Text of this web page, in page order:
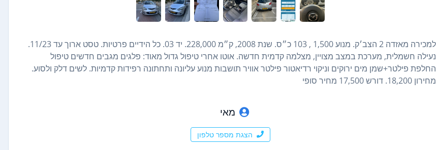
למכירה מאזדה 2 הצב׳ק. מנוע 1,500 , 103 כ״ס. שנת 2008, ק״מ 228,000. יד 03. כל הידיים פרטיות. טסט ארוך עד 11/23.
נעילה חשמלית, מערכת במצב מצויין, מצלמה קדמית חדשה. אוטו אחרי טיפול גדול מאוד: פלגים מגבים חדשים טיפול
החלפת פילטר+שמן מים ירוקים וניקוי רדיאטור פילטר אוויר תושבות מנוע עליונה ותחתונה רפידות קדמיות. לשים דלק ולסוע.
מחירון 18,200. דורש 17,500 מחיר סופי
מאי
הצגת מספר טלפון